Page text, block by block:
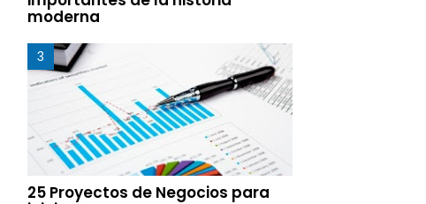
moderna
25 Proyectos de Negocios para